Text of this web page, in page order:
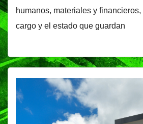
humanos, materiales y
cargo y el estado que guardan